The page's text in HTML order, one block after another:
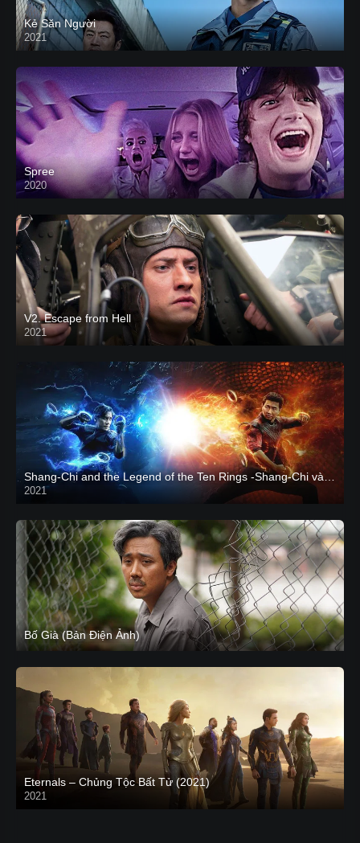
Kẻ Săn Người
2021
Spree
2020
V2. Escape from Hell
2021
2021
CAM
Bố Già (Bản Điện Ảnh)
Eternals – Chủng Tộc Bất Tử (2021)
2021
Trailer